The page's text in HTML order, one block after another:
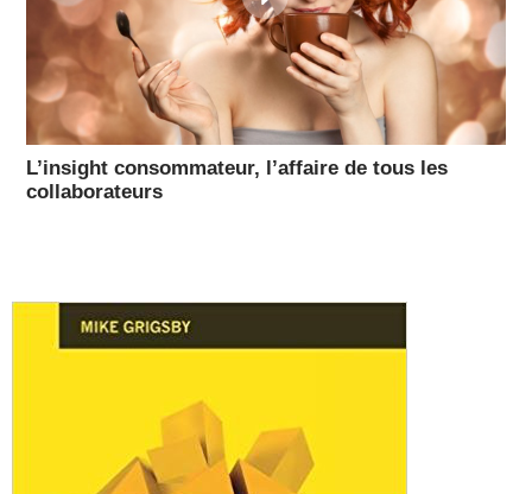
L’insight consommateur, l’affaire de tous les
collaborateurs